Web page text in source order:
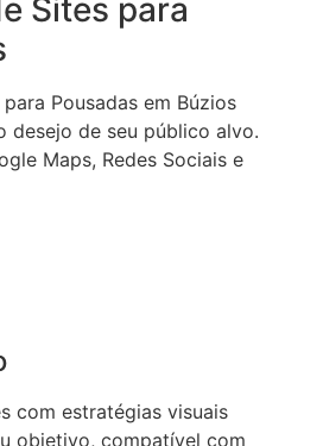
Sites para
Pousadas em Búzios
desejo de seu público alvo.
Maps, Redes Sociais e
com estratégias visuais
objetivo, compatível com